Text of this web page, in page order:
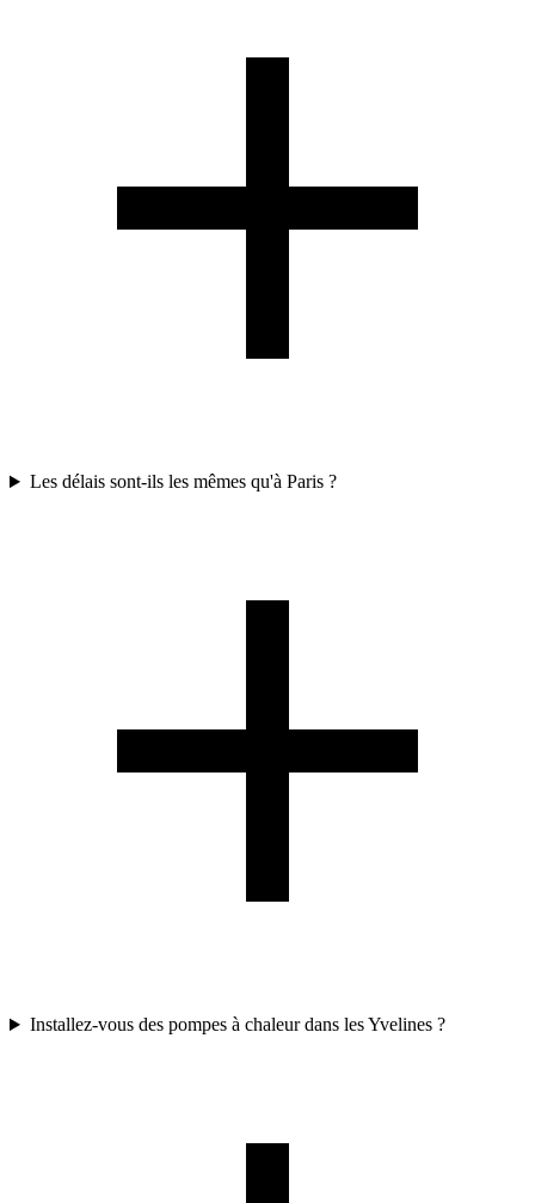
Les délais sont-ils les mêmes qu'à Paris ?
Installez-vous des pompes à chaleur dans les Yvelines ?